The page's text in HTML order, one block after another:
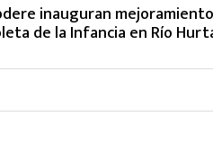
inauguran
de la Infancia en Río